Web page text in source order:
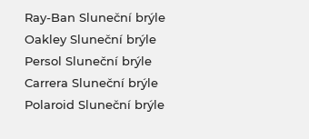
Ray-Ban Sluneční brýle
Oakley Sluneční brýle
Persol Sluneční brýle
Carrera Sluneční brýle
Polaroid Sluneční brýle